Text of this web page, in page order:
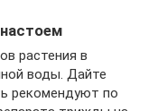
растения в
воды. Дайте
рекомендуют по